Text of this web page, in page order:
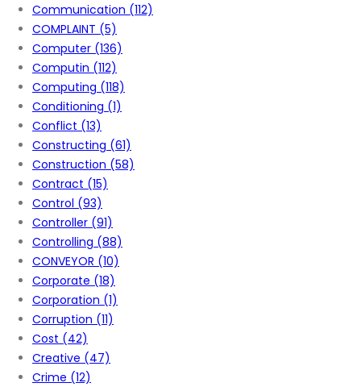
Communication (112)
COMPLAINT (5)
Computer (136)
Computin (112)
Computing (118)
Conditioning (1)
Conflict (13)
Constructing (61)
Construction (58)
Contract (15)
Control (93)
Controller (91)
Controlling (88)
CONVEYOR (10)
Corporate (18)
Corporation (1)
Corruption (11)
Cost (42)
Creative (47)
Crime (12)